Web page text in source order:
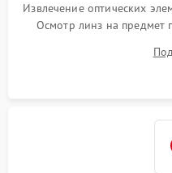
Извлечение оптических
Осмотр линз на предмет
покрытия или появления
спецрастворами.